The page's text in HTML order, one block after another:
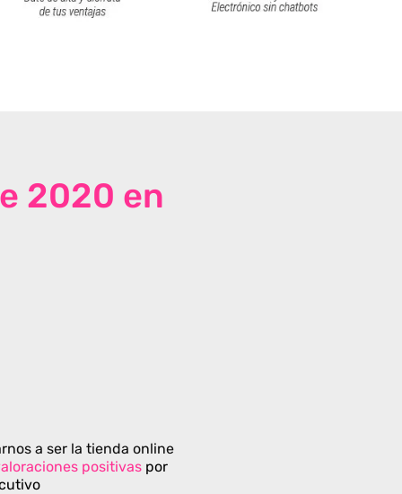
2020 en
a ser la tienda online
positivas por